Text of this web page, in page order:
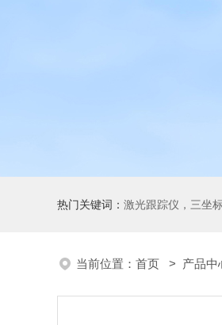
热门关键词： 激光跟踪仪，三坐标测量机，影像测量仪，投影仪
当前位置： 首页 > 产品中